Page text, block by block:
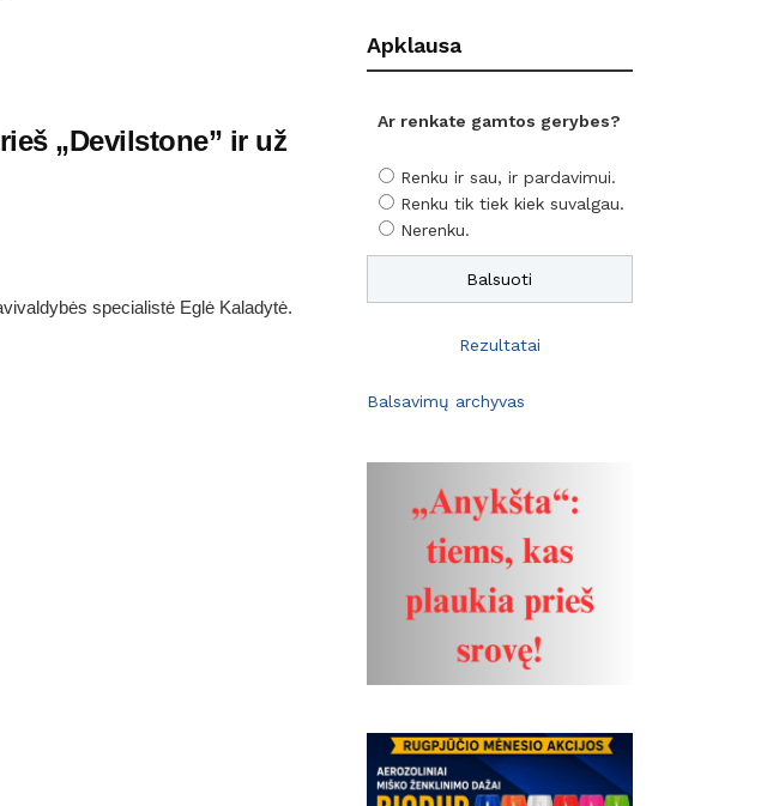
„Devilstone” ir už
specialistė Eglė Kaladytė.
Apklausa
Ar renkate gamtos gerybes?
Renku ir sau, ir pardavimui.
Renku tik tiek kiek suvalgau.
Nerenku.
Rezultatai
Balsavimų archyvas